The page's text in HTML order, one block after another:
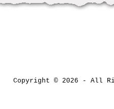
Copyright © 2026 - All